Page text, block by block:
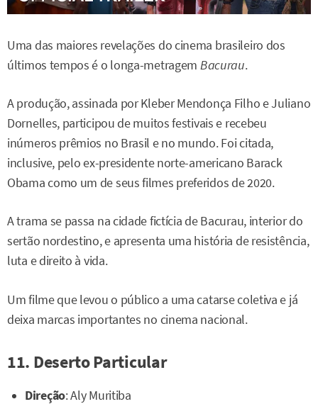
Uma das maiores revelações do cinema brasileiro dos
últimos tempos é o longa-metragem Bacurau.
A produção, assinada por Kleber Mendonça Filho e Juliano
Dornelles, participou de muitos festivais e recebeu
inúmeros prêmios no Brasil e no mundo. Foi citada,
inclusive, pelo ex-presidente norte-americano Barack
Obama como um de seus filmes preferidos de 2020.
A trama se passa na cidade fictícia de Bacurau, interior do
sertão nordestino, e apresenta uma história de resistência,
luta e direito à vida.
Um filme que levou o público a uma catarse coletiva e já
deixa marcas importantes no cinema nacional.
11. Deserto Particular
Direção: Aly Muritiba